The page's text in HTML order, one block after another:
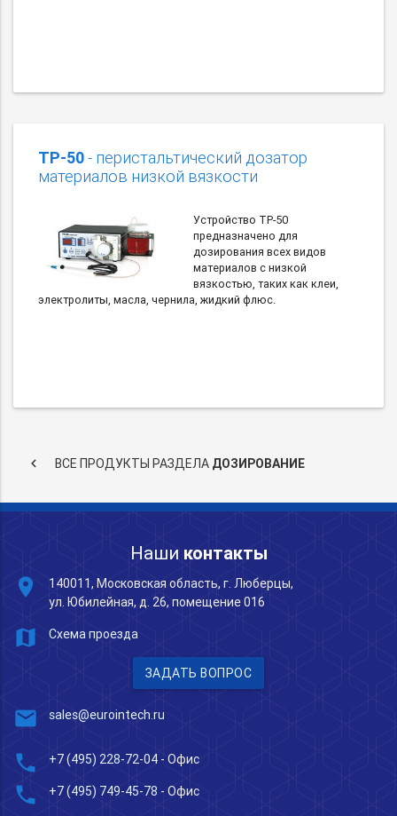
TP-50- перистальтический дозатор
материалов низкой вязкости
Устройство TP-50
предназначено для
дозирования всех видов
материалов с низкой
вязкостью, таких как клеи,
электролиты, масла, чернила, жидкий флюс.
keyboard_arrow_left ВСЕ ПРОДУКТЫ РАЗДЕЛА ДОЗИРОВАНИЕ
Наши контакты
place
140011, Московская область, г. Люберцы,
ул. Юбилейная, д. 26, помещение 016
map Схема проезда
ЗАДАТЬ ВОПРОС
mail sales@eurointech.ru
phone +7 (495) 228-72-04 - Офис
phone +7 (495) 749-45-78 - Офис